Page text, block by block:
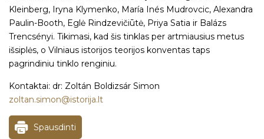
Kleinberg, Iryna Klymenko, María Inés Mudrovcic, Alexandra
Paulin-Booth, Eglė Rindzevičiūtė, Priya Satia ir Balázs
Trencsényi. Tikimasi, kad šis tinklas per artmiausius metus
išsiplės, o Vilniaus istorijos teorijos konventas taps
pagrindiniu tinklo renginiu.
Kontaktai: dr: Zoltán Boldizsár Simon
zoltan.simon@istorija.lt
Spausdinti